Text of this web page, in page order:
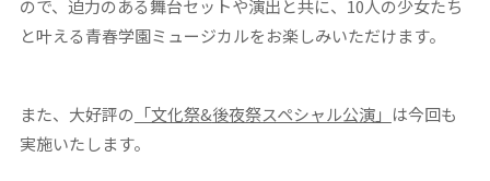
ので、迫力のある舞台セットや演出と共に、10人の少女たち
と叶える青春学園ミュージカルをお楽しみいただけます。
また、大好評の 「文化祭&後夜祭スペシャル公演」 は今回も
実施いたします。